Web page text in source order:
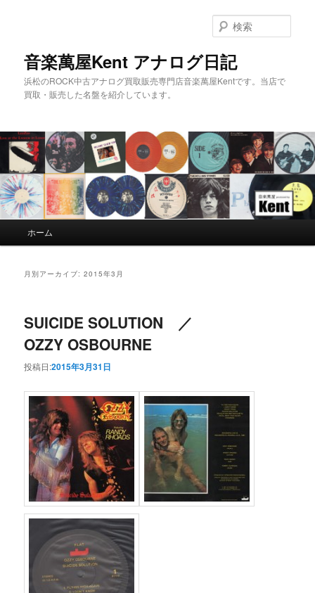
音楽萬屋Kent アナログ日記
浜松のROCK中古アナログ買取販売専門店音楽萬屋Kentです。当店で
買取・販売した名盤を紹介しています。
索
メインコンテンツへ移動
サブコンテンツへ移動
ホーム
月別アーカイブ:2015年3月
SUICIDE SOLUTION ／
OZZY OSBOURNE
投稿日:2015年3月31日